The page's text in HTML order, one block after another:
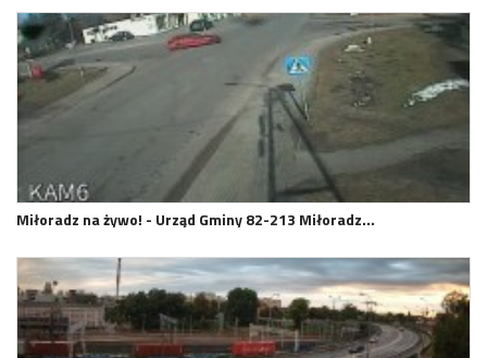
Miłoradz na żywo! - Urząd Gminy 82-213 Miłoradz…